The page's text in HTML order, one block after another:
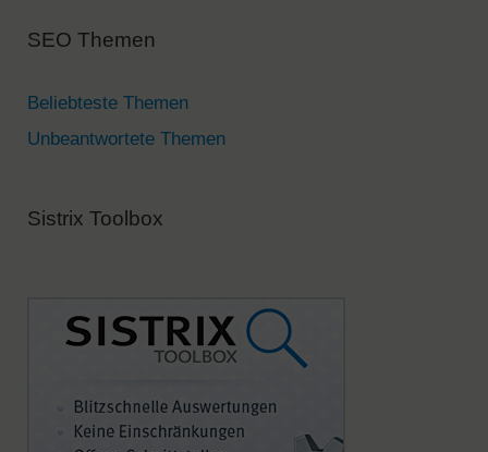
SEO Themen
Beliebteste Themen
Unbeantwortete Themen
Sistrix Toolbox